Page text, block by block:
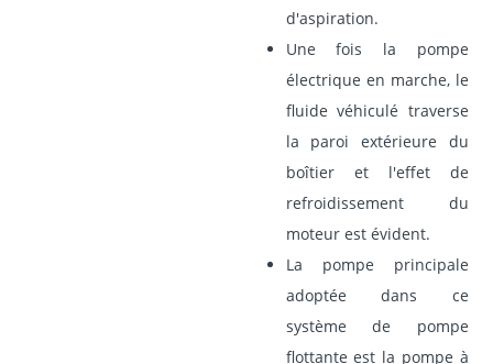
d'aspiration.
Une fois la pompe
électrique en marche, le
fluide véhiculé traverse
la paroi extérieure du
boîtier et l'effet de
refroidissement du
moteur est évident.
La pompe principale
adoptée dans ce
système de pompe
flottante est la pompe à